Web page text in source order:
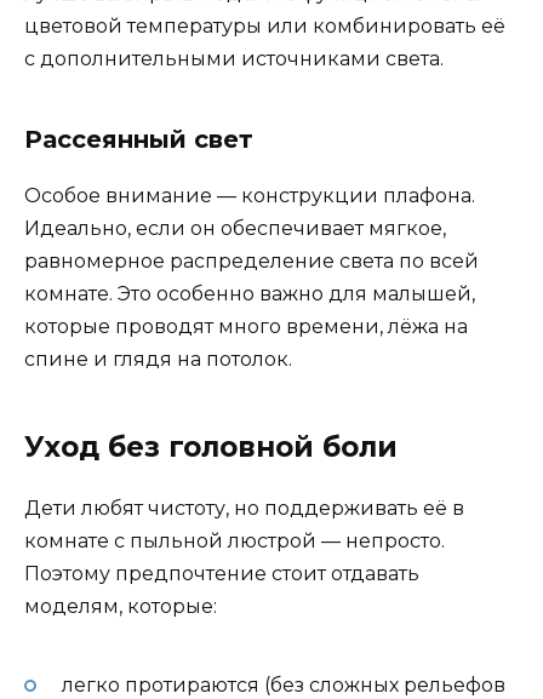
цветовой температуры или комбинировать её
с дополнительными источниками света.
Рассеянный свет
Особое внимание — конструкции плафона.
Идеально, если он обеспечивает мягкое,
равномерное распределение света по всей
комнате. Это особенно важно для малышей,
которые проводят много времени, лёжа на
спине и глядя на потолок.
Уход без головной боли
Дети любят чистоту, но поддерживать её в
комнате с пыльной люстрой — непросто.
Поэтому предпочтение стоит отдавать
моделям, которые:
легко протираются (без сложных рельефов